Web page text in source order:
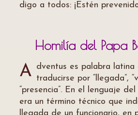
digo a todos: ¡Estén
Homilía del Papa
A dventus es palabra latina
traducirse por “llegada”,
“presencia”. En el lenguaje
era un término técnico que